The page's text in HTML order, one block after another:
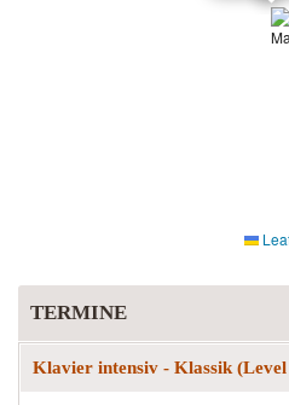
TERMINE
Klavier intensiv - Klassik